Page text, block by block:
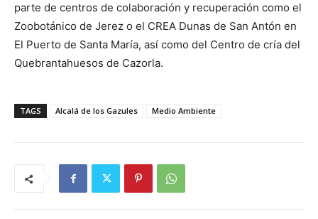
parte de centros de colaboración y recuperación como el
Zoobotánico de Jerez o el CREA Dunas de San Antón en
El Puerto de Santa María, así como del Centro de cría del
Quebrantahuesos de Cazorla.
TAGS Alcalá de los Gazules Medio Ambiente